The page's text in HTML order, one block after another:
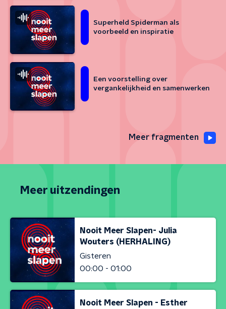
Superheld Spiderman als
voorbeeld en inspiratie
Een voorstelling over
vergankelijkheid en samenwerken
Meer fragmenten
Meer uitzendingen
Nooit Meer Slapen- Julia
Wouters (HERHALING)
Gisteren
00:00 - 01:00
Nooit Meer Slapen - Esther